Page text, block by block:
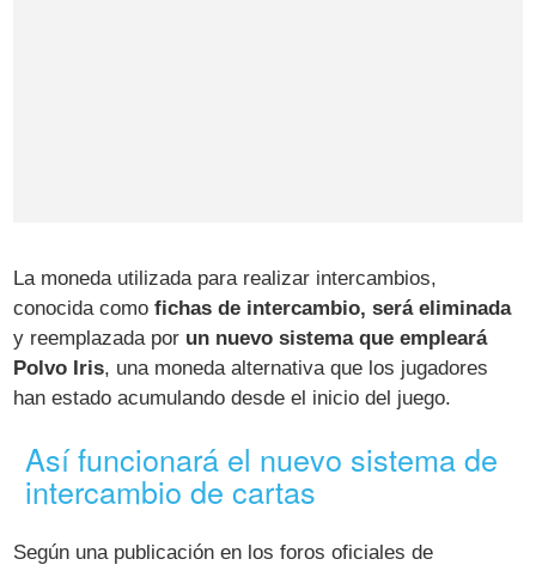
La moneda utilizada para realizar intercambios,
conocida comofichas de intercambio, será eliminada
y reemplazada por un nuevo sistema que empleará
Polvo Iris, una moneda alternativa que los jugadores
han estado acumulando desde el inicio del juego.
Así funcionará el nuevo sistema de
intercambio de cartas
Según una publicación en los foros oficiales de